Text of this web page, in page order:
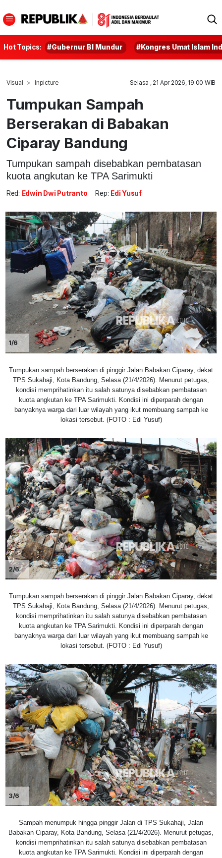
Hot Topics: #Gubernur BI Mundur #Kongres Umat Islam
Visual Inpicture Selasa , 21 Apr 2026, 19:00 WIB
Tumpukan Sampah
Berserakan di Babakan
Ciparay Bandung
Tumpukan sampah disebabkan pembatasan
kuota angkutan ke TPA Sarimukti
Red: Edwin Dwi Putranto Rep: Edi Yusuf
1/6
Tumpukan sampah berserakan di pinggir Jalan Babakan Ciparay, dekat
TPS Sukahaji, Kota Bandung, Selasa (21/4/2026). Menurut petugas,
kondisi memprihatinkan itu salah satunya disebabkan pembatasan
kuota angkutan ke TPA Sarimukti. Kondisi ini diperparah dengan
banyaknya warga dari luar wilayah yang ikut membuang sampah ke
lokasi tersebut. (FOTO : Edi Yusuf)
2/6
Tumpukan sampah berserakan di pinggir Jalan Babakan Ciparay, dekat
TPS Sukahaji, Kota Bandung, Selasa (21/4/2026). Menurut petugas,
kondisi memprihatinkan itu salah satunya disebabkan pembatasan
kuota angkutan ke TPA Sarimukti. Kondisi ini diperparah dengan
banyaknya warga dari luar wilayah yang ikut membuang sampah ke
lokasi tersebut. (FOTO : Edi Yusuf)
3/6
Sampah menumpuk hingga pinggir Jalan di TPS Sukahaji, Jalan
Babakan Ciparay, Kota Bandung, Selasa (21/4/2026). Menurut petugas,
kondisi memprihatinkan itu salah satunya disebabkan pembatasan
kuota angkutan ke TPA Sarimukti. Kondisi ini diperparah dengan